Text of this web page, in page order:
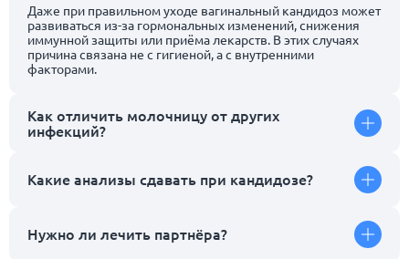
Даже при правильном уходе вагинальный кандидоз может
развиваться из-за гормональных изменений, снижения
иммунной защиты или приёма лекарств. В этих случаях
причина связана не с гигиеной, а с внутренними
факторами.
Как отличить молочницу от других
инфекций?
Какие анализы сдавать при кандидозе?
Нужно ли лечить партнёра?